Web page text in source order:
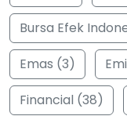
Bursa Efek
Emas (3)
Financial (38)